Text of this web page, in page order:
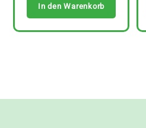
In den Warenkorb